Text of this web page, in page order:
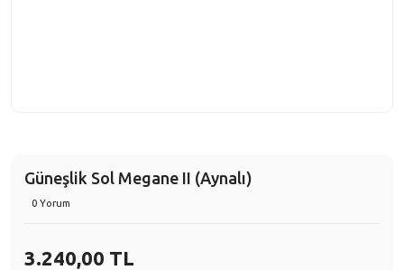
Güneşlik Sol Megane II (Aynalı)
0 Yorum
3.240,00 TL